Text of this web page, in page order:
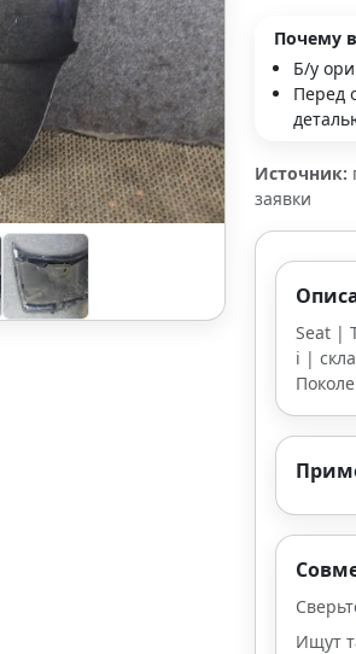
Почему
Б/у
Перед
Источник:
заявки
Seat |
i |
Ищут